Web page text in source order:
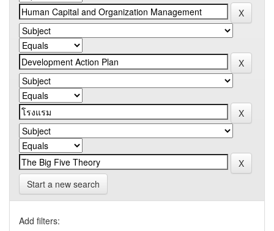
Start a new search
Add filters: